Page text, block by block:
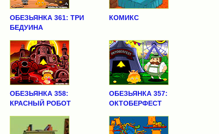
ОБЕЗЬЯНКА 361: ТРИ
БЕДУИНА
КОМИКС
ОБЕЗЬЯНКА 358:
КРАСНЫЙ РОБОТ
ОБЕЗЬЯНКА 357:
ОКТОБЕРФЕСТ